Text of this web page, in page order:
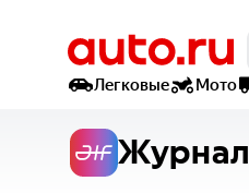
Легковые
Мото
Журнал